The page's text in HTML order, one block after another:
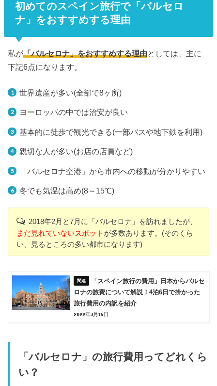
初めてのスペイン旅行で「バルセロ
ナ」をおすすめする理由
私が「バルセロナ」をおすすめする理由としては、主に
下記6点になります。
世界遺産が多い(全部で8ヶ所)
ヨーロッパの中では治安が良い
基本的に徒歩で観光できる(一部バスや地下鉄を利用)
親切な人が多い(お店の店員など)
「バルセロナ空港」から市内への移動が分かりやすい
冬でも気温は高め(8～15℃)
2018年2月と7月に「バルセロナ」を訪れましたが、
まだ見れていないスポット が多数あります。(そのくら
い、見るところの多い都市になります)
「スペイン旅行の費用」日本からバルセ
ロナの旅費について解説！4泊6日で掛かった
旅行費用の内訳を紹介
2022年3月16日
「バルセロナ」の旅行費用ってどれくら
い？